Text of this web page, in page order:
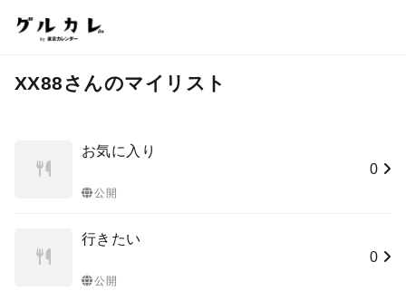
XX88さんのマイリスト
お気に入り
公開
0
行きたい
公開
0